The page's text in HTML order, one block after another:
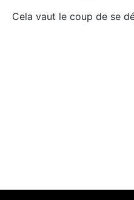
Cela vaut le coup de se